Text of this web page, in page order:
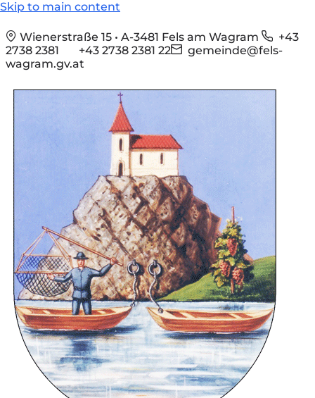
Skip to main content
Wienerstraße 15 • A-3481 Fels am Wagram
+43
2738 2381
+43 2738 2381 22
gemeinde@fels-
wagram.gv.at